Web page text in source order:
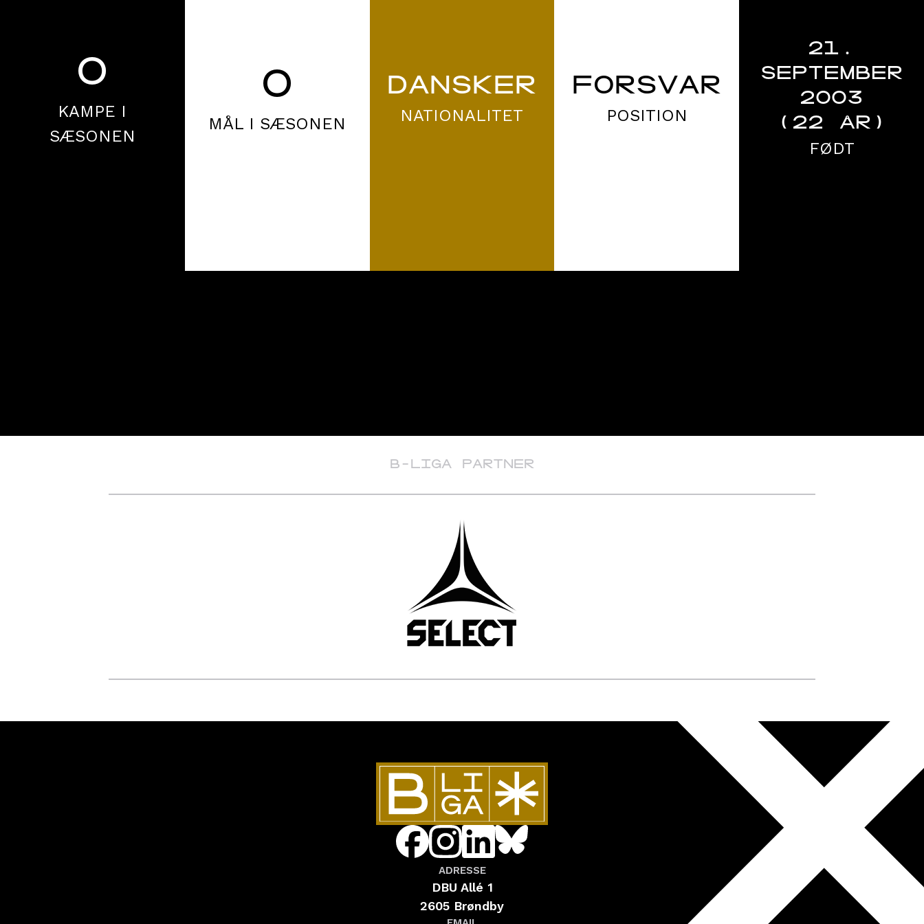
0
KAMPE I
SÆSONEN
0
MÅL I SÆSONEN
DANSKER
NATIONALITET
FORSVAR
POSITION
21.
SEPTEMBER
2003
(22 ÅR)
FØDT
B-LIGA PARTNER
ADRESSE
DBU Allé 1
2605 Brøndby